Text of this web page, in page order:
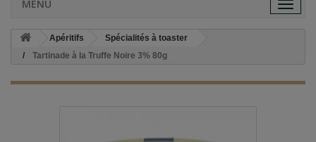
Toggle
MENU
Apéritifs
Spécialités à toaster
Tartinade à la Truffe Noire 3% 80g